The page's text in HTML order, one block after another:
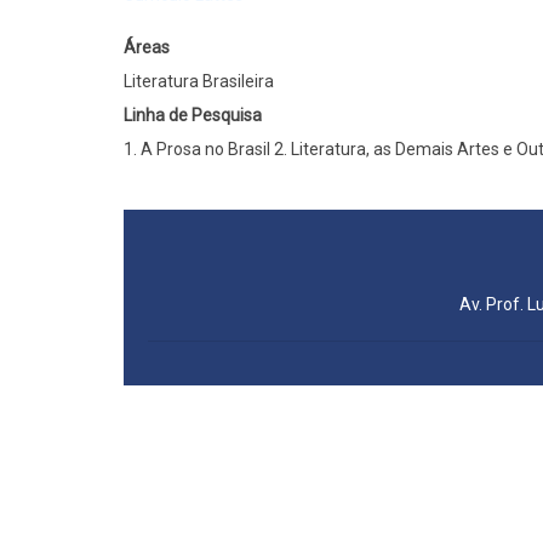
Áreas
Literatura Brasileira
Linha de Pesquisa
1. A Prosa no Brasil 2. Literatura, as Demais Artes e
Av. Prof.